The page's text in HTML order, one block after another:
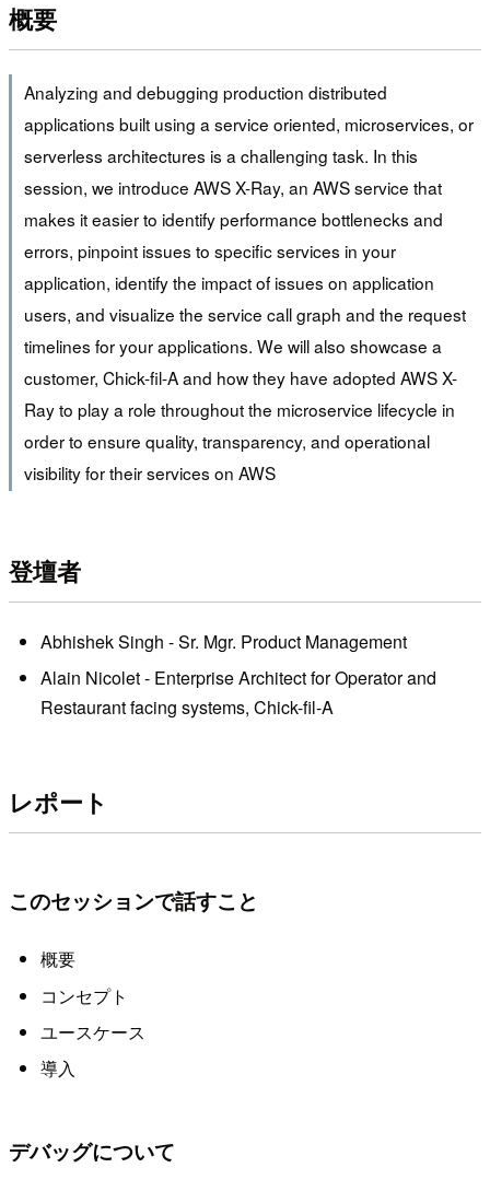
概要
Analyzing and debugging production distributed
applications built using a service oriented, microservices, or
serverless architectures is a challenging task. In this
session, we introduce AWS X-Ray, an AWS service that
makes it easier to identify performance bottlenecks and
errors, pinpoint issues to specific services in your
application, identify the impact of issues on application
users, and visualize the service call graph and the request
timelines for your applications. We will also showcase a
customer, Chick-fil-A and how they have adopted AWS X-
Ray to play a role throughout the microservice lifecycle in
order to ensure quality, transparency, and operational
visibility for their services on AWS
登壇者
Abhishek Singh - Sr. Mgr. Product Management
Alain Nicolet - Enterprise Architect for Operator and
Restaurant facing systems, Chick-fil-A
レポート
このセッションで話すこと
概要
コンセプト
ユースケース
導入
デバッグについて